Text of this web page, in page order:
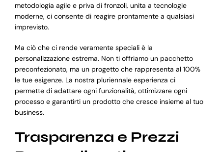
metodologia agile e priva di fronzoli, unita a tecnologie
moderne, ci consente di reagire prontamente a qualsiasi
imprevisto.
Ma ciò che ci rende veramente speciali è la
personalizzazione estrema. Non ti offriamo un pacchetto
preconfezionato, ma un progetto che rappresenta al 100%
le tue esigenze. La nostra pluriennale esperienza ci
permette di adattare ogni funzionalità, ottimizzare ogni
processo e garantirti un prodotto che cresce insieme al tuo
business.
Trasparenza e Prezzi